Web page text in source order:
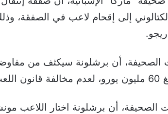
الصحيفة، أن برشلونة سيكثف من
الصحيفة، أن برشلونة اختار اللاعب